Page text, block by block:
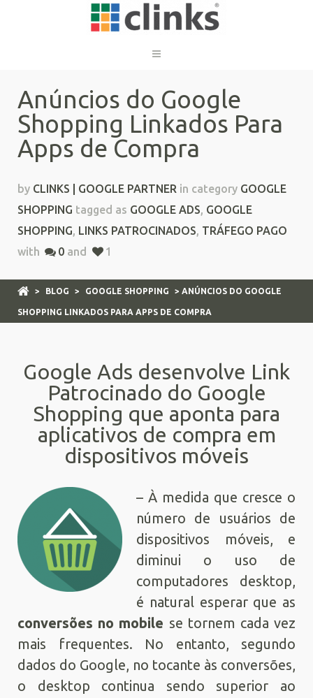
Anúncios do Google
Shopping Linkados Para
Apps de Compra
by CLINKS | GOOGLE PARTNER in category GOOGLE
SHOPPING tagged as GOOGLE ADS, GOOGLE
SHOPPING, LINKS PATROCINADOS, TRÁFEGO PAGO
with
0 and 1
> BLOG > GOOGLE SHOPPING > ANÚNCIOS DO GOOGLE
SHOPPING LINKADOS PARA APPS DE COMPRA
Google Ads desenvolve Link
Patrocinado do Google
Shopping que aponta para
aplicativos de compra em
dispositivos móveis
– À medida que cresce o
número de usuários de
dispositivos móveis, e
diminui o uso de
computadores desktop,
é natural esperar que as
conversões no mobile se tornem cada vez
mais frequentes. No entanto, segundo
dados do Google, no tocante às conversões,
o desktop continua sendo superior ao